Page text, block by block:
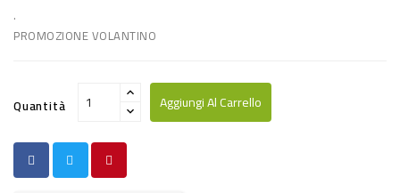
ALIMENTI
CASA
INSETTICIDI
.
PROMOZIONE VOLANTINO
Quantità Aggiungi Al Carrello